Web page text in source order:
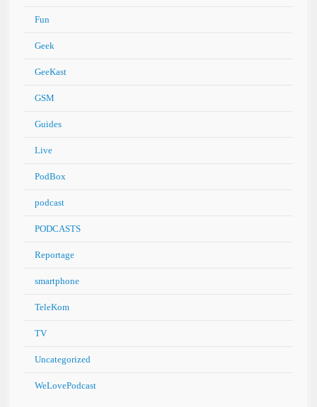
Fun
Geek
GeeKast
GSM
Guides
Live
PodBox
podcast
PODCASTS
Reportage
smartphone
TeleKom
TV
Uncategorized
WeLovePodcast